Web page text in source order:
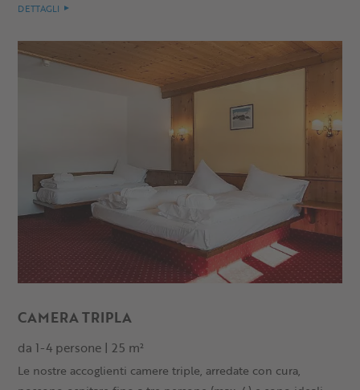
DETTAGLI
CAMERA TRIPLA
da 1-4 persone | 25 m²
Le nostre accoglienti camere triple, arredate con cura,